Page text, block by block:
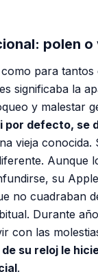
polen o
para tantos
significaba la
y malestar
por defecto, se
vieja conocida.
Aunque
su
no cuadraban
Durante
con las
su reloj le
.